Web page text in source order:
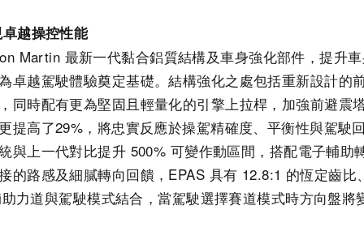
越操控性能
Martin 最新一代黏合鋁質結構及車身強化部件，提升
卓越駕駛體驗奠定基礎。結構強化之處包括重新設計的
同時配有更為堅固且輕量化的引擎上拉桿，加強前避震
提高了29%，將忠實反應於操駕精確度、平衡性與駕駛
與上一代對比提升 500% 可變作動區間，搭配電子輔助
的路感及細膩轉向回饋，EPAS 具有 12.8:1 的恆定齒
力道與駕駛模式結合，當駕駛選擇賽道模式時方向盤將